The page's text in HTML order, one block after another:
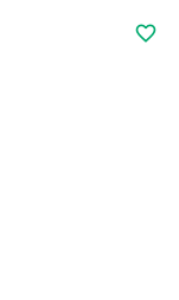
favorite_border